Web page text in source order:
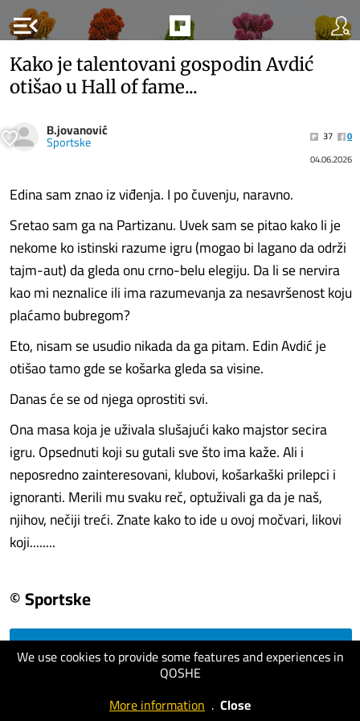
menu_open
We use cookies to provide some features and experiences in
QOSHE
More information . Close
Kako je talentovani gospodin Avdić
otišao u Hall of fame...
B.jovanović
Sportske 37
0
04.06.2026
Edina sam znao iz viđenja. I po čuvenju, naravno.
Sretao sam ga na Partizanu. Uvek sam se pitao kako li je
nekome ko istinski razume igru (mogao bi lagano da održi
tajm-aut) da gleda onu crno-belu elegiju. Da li se nervira
kao mi neznalice ili ima razumevanja za nesavršenost koju
plaćamo bubregom?
Eto, nisam se usudio nikada da ga pitam. Edin Avdić je
otišao tamo gde se košarka gleda sa visine.
Danas će se od njega oprostiti svi.
Ona masa koja je uživala slušajući kako majstor secira
igru. Opsednuti koji su gutali sve što ima kaže. Ali i
neposredno zainteresovani, klubovi, košarkaški prilepci i
ignoranti. Merili mu svaku reč, optuživali ga da je naš,
njihov, nečiji treći. Znate kako to ide u ovoj močvari, likovi
koji........
© Sportske
visit website